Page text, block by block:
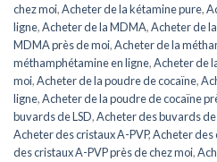
chez moi,Acheter de la kétamine pure,
ligne,Acheter de la MDMA,Acheter de
MDMA près de moi,Acheter de la
méthamphétamine en ligne,Acheter de
moi,Acheter de la poudre de cocaïne,
ligne,Acheter de la poudre de cocaïne
buvards de LSD,Acheter des buvards de
Acheter des cristaux A-PVP,Acheter des
des cristaux A-PVP près de chez moi,